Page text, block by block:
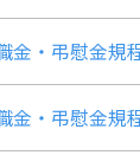
金・弔慰金規
金・弔慰金規